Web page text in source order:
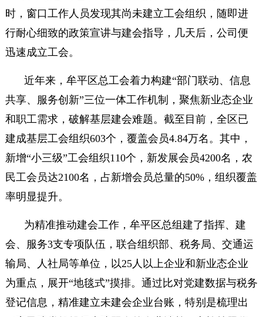
时，窗口工作人员发现其尚未建立工会组织，随即进
行耐心细致的政策宣讲与建会指导，几天后，公司便
迅速成立工会。
近年来，牟平区总工会着力构建“部门联动、信息
共享、服务创新”三位一体工作机制，聚焦新业态企业
和职工需求，破解基层建会难题。截至目前，全区已
建成基层工会组织603个，覆盖会员4.84万名。其中，
新增“小三级”工会组织110个，新发展会员4200名，农
民工会员达2100名，占新增会员总量的50%，组织覆盖
率明显提升。
为精准推动建会工作，牟平区总组建了指挥、建
会、服务3支专项队伍，联合组织部、税务局、交通运
输局、人社局等单位，以25人以上企业和新业态企业
为重点，展开“地毯式”摸排。通过比对党建数据与税务
登记信息，精准建立未建会企业台账，特别是梳理出